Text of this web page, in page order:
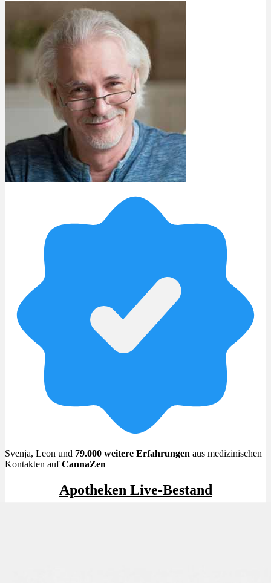
Services
Ärzte Service
Rezept Service
Apotheken Service
Lieferung
Erfahrungen
Menü
Svenja, Leon und 79.000 weitere Erfahrungen aus medizinischen
Kontakten aufCannaZen
Apotheken Live-Bestand